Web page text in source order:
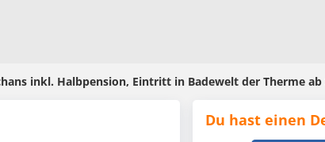
inkl. Halbpension, Eintritt in Badewelt der Therme ab
Du hast einen